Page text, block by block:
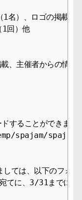
名）、ロゴの掲載、
1回）他
、主催者からの情報
することができます
spajam/
ては、以下のフォ
に、3/31までにご